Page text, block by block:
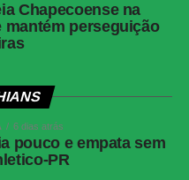
Chapecoense na
mantém perseguição
6 dias atrás
pouco e empata sem
PR